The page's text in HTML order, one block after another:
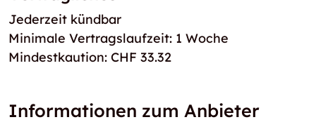
Jederzeit kündbar
Minimale Vertragslaufzeit: 1 Woche
Mindestkaution: CHF 33.32
Informationen zum Anbieter